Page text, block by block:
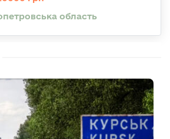
область